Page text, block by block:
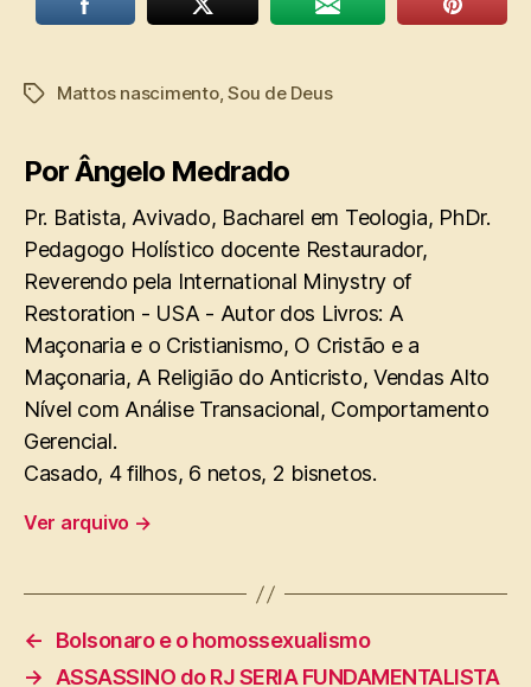
TagsMattos nascimento,Sou de Deus
Por Ângelo Medrado
Pr. Batista, Avivado, Bacharel em Teologia, PhDr.
Pedagogo Holístico docente Restaurador,
Reverendo pela International Minystry of
Restoration - USA - Autor dos Livros: A
Maçonaria e o Cristianismo, O Cristão e a
Maçonaria, A Religião do Anticristo, Vendas Alto
Nível com Análise Transacional, Comportamento
Gerencial.
Casado, 4 filhos, 6 netos, 2 bisnetos.
Ver arquivo →
←
Bolsonaro e o homossexualismo
→ ASSASSINO do RJ SERIA FUNDAMENTALISTA